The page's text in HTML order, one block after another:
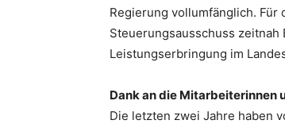
Regierung vollumfänglich. Für
Steuerungsausschuss
Leistungserbringung im
Dank an die Mitarbeiterinnen
Die letzten zwei Jahre haben